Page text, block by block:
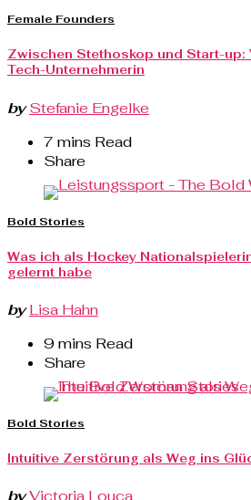
Female Founders
Zwischen Stethoskop und Start-up:
Tech-Unternehmerin
by Stefanie Engelke
7 mins Read
Share
Bold Stories
Was ich als Hockey
gelernt habe
by Lisa Hahn
9 mins Read
Share
Bold Stories
Intuitive Zerstörung als Weg ins